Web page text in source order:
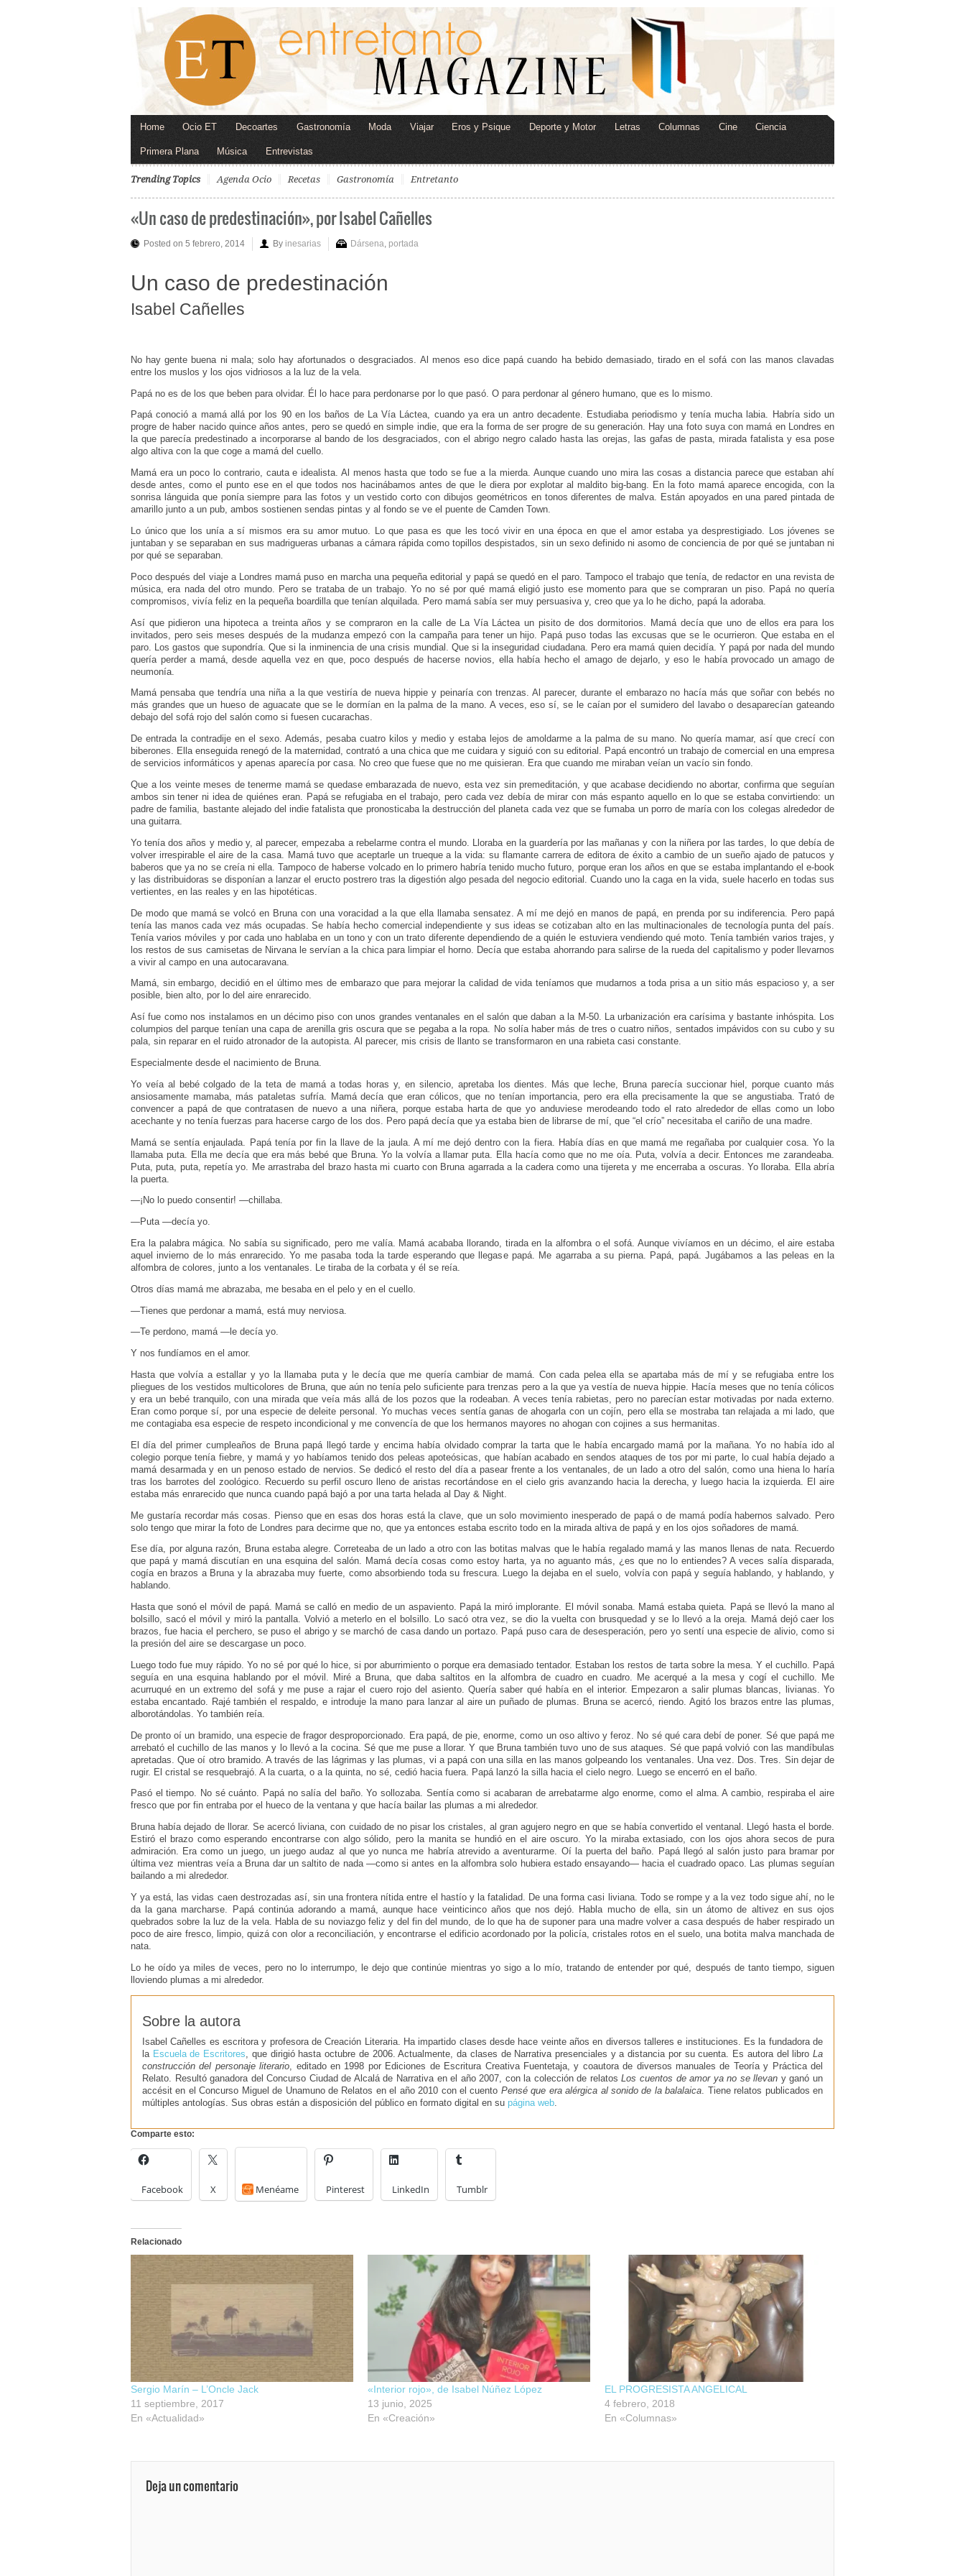
Home Ocio ET Decoartes Gastronomía Moda Viajar Eros y Psique Deporte y Motor Letras Columnas Cine Ciencia
Primera Plana Música Entrevistas
Trending Topics Agenda Ocio Recetas Gastronomía Entretanto
«Un caso de predestinación», por Isabel Cañelles
Posted on 5 febrero, 2014 By inesarias Dársena portada
Un caso de predestinación
Isabel Cañelles
No hay gente buena ni mala; solo hay afortunados o desgraciados. Al menos eso dice papá cuando ha bebido demasiado, tirado en el sofá con las manos clavadas
entre los muslos y los ojos vidriosos a la luz de la vela.
Papá no es de los que beben para olvidar. Él lo hace para perdonarse por lo que pasó. O para perdonar al género humano, que es lo mismo.
Papá conoció a mamá allá por los 90 en los baños de La Vía Láctea, cuando ya era un antro decadente. Estudiaba periodismo y tenía mucha labia. Habría sido un
progre de haber nacido quince años antes, pero se quedó en simple indie, que era la forma de ser progre de su generación. Hay una foto suya con mamá en Londres en
la que parecía predestinado a incorporarse al bando de los desgraciados, con el abrigo negro calado hasta las orejas, las gafas de pasta, mirada fatalista y esa pose
algo altiva con la que coge a mamá del cuello.
Mamá era un poco lo contrario, cauta e idealista. Al menos hasta que todo se fue a la mierda. Aunque cuando uno mira las cosas a distancia parece que estaban ahí
desde antes, como el punto ese en el que todos nos hacinábamos antes de que le diera por explotar al maldito big-bang. En la foto mamá aparece encogida, con la
sonrisa lánguida que ponía siempre para las fotos y un vestido corto con dibujos geométricos en tonos diferentes de malva. Están apoyados en una pared pintada de
amarillo junto a un pub, ambos sostienen sendas pintas y al fondo se ve el puente de Camden Town.
Lo único que los unía a sí mismos era su amor mutuo. Lo que pasa es que les tocó vivir en una época en que el amor estaba ya desprestigiado. Los jóvenes se
juntaban y se separaban en sus madrigueras urbanas a cámara rápida como topillos despistados, sin un sexo definido ni asomo de conciencia de por qué se juntaban ni
por qué se separaban.
Poco después del viaje a Londres mamá puso en marcha una pequeña editorial y papá se quedó en el paro. Tampoco el trabajo que tenía, de redactor en una revista de
música, era nada del otro mundo. Pero se trataba de un trabajo. Yo no sé por qué mamá eligió justo ese momento para que se compraran un piso. Papá no quería
compromisos, vivía feliz en la pequeña boardilla que tenían alquilada. Pero mamá sabía ser muy persuasiva y, creo que ya lo he dicho, papá la adoraba.
Así que pidieron una hipoteca a treinta años y se compraron en la calle de La Vía Láctea un pisito de dos dormitorios. Mamá decía que uno de ellos era para los
invitados, pero seis meses después de la mudanza empezó con la campaña para tener un hijo. Papá puso todas las excusas que se le ocurrieron. Que estaba en el
paro. Los gastos que supondría. Que si la inminencia de una crisis mundial. Que si la inseguridad ciudadana. Pero era mamá quien decidía. Y papá por nada del mundo
quería perder a mamá, desde aquella vez en que, poco después de hacerse novios, ella había hecho el amago de dejarlo, y eso le había provocado un amago de
neumonía.
Mamá pensaba que tendría una niña a la que vestiría de nueva hippie y peinaría con trenzas. Al parecer, durante el embarazo no hacía más que soñar con bebés no
más grandes que un hueso de aguacate que se le dormían en la palma de la mano. A veces, eso sí, se le caían por el sumidero del lavabo o desaparecían gateando
debajo del sofá rojo del salón como si fuesen cucarachas.
De entrada la contradije en el sexo. Además, pesaba cuatro kilos y medio y estaba lejos de amoldarme a la palma de su mano. No quería mamar, así que crecí con
biberones. Ella enseguida renegó de la maternidad, contrató a una chica que me cuidara y siguió con su editorial. Papá encontró un trabajo de comercial en una empresa
de servicios informáticos y apenas aparecía por casa. No creo que fuese que no me quisieran. Era que cuando me miraban veían un vacío sin fondo.
Que a los veinte meses de tenerme mamá se quedase embarazada de nuevo, esta vez sin premeditación, y que acabase decidiendo no abortar, confirma que seguían
ambos sin tener ni idea de quiénes eran. Papá se refugiaba en el trabajo, pero cada vez debía de mirar con más espanto aquello en lo que se estaba convirtiendo: un
padre de familia, bastante alejado del indie fatalista que pronosticaba la destrucción del planeta cada vez que se fumaba un porro de maría con los colegas alrededor de
una guitarra.
Yo tenía dos años y medio y, al parecer, empezaba a rebelarme contra el mundo. Lloraba en la guardería por las mañanas y con la niñera por las tardes, lo que debía de
volver irrespirable el aire de la casa. Mamá tuvo que aceptarle un trueque a la vida: su flamante carrera de editora de éxito a cambio de un sueño ajado de patucos y
baberos que ya no se creía ni ella. Tampoco de haberse volcado en lo primero habría tenido mucho futuro, porque eran los años en que se estaba implantando el e-book
y las distribuidoras se disponían a lanzar el eructo postrero tras la digestión algo pesada del negocio editorial. Cuando uno la caga en la vida, suele hacerlo en todas sus
vertientes, en las reales y en las hipotéticas.
De modo que mamá se volcó en Bruna con una voracidad a la que ella llamaba sensatez. A mí me dejó en manos de papá, en prenda por su indiferencia. Pero papá
tenía las manos cada vez más ocupadas. Se había hecho comercial independiente y sus ideas se cotizaban alto en las multinacionales de tecnología punta del país.
Tenía varios móviles y por cada uno hablaba en un tono y con un trato diferente dependiendo de a quién le estuviera vendiendo qué moto. Tenía también varios trajes, y
los restos de sus camisetas de Nirvana le servían a la chica para limpiar el horno. Decía que estaba ahorrando para salirse de la rueda del capitalismo y poder llevarnos
a vivir al campo en una autocaravana.
Mamá, sin embargo, decidió en el último mes de embarazo que para mejorar la calidad de vida teníamos que mudarnos a toda prisa a un sitio más espacioso y, a ser
posible, bien alto, por lo del aire enrarecido.
Así fue como nos instalamos en un décimo piso con unos grandes ventanales en el salón que daban a la M-50. La urbanización era carísima y bastante inhóspita. Los
columpios del parque tenían una capa de arenilla gris oscura que se pegaba a la ropa. No solía haber más de tres o cuatro niños, sentados impávidos con su cubo y su
pala, sin reparar en el ruido atronador de la autopista. Al parecer, mis crisis de llanto se transformaron en una rabieta casi constante.
Especialmente desde el nacimiento de Bruna.
Yo veía al bebé colgado de la teta de mamá a todas horas y, en silencio, apretaba los dientes. Más que leche, Bruna parecía succionar hiel, porque cuanto más
ansiosamente mamaba, más pataletas sufría. Mamá decía que eran cólicos, que no tenían importancia, pero era ella precisamente la que se angustiaba. Trató de
convencer a papá de que contratasen de nuevo a una niñera, porque estaba harta de que yo anduviese merodeando todo el rato alrededor de ellas como un lobo
acechante y no tenía fuerzas para hacerse cargo de los dos. Pero papá decía que ya estaba bien de librarse de mí, que “el crío” necesitaba el cariño de una madre.
Mamá se sentía enjaulada. Papá tenía por fin la llave de la jaula. A mí me dejó dentro con la fiera. Había días en que mamá me regañaba por cualquier cosa. Yo la
llamaba puta. Ella me decía que era más bebé que Bruna. Yo la volvía a llamar puta. Ella hacía como que no me oía. Puta, volvía a decir. Entonces me zarandeaba.
Puta, puta, puta, repetía yo. Me arrastraba del brazo hasta mi cuarto con Bruna agarrada a la cadera como una tijereta y me encerraba a oscuras. Yo lloraba. Ella abría
la puerta.
—¡No lo puedo consentir! —chillaba.
—Puta —decía yo.
Era la palabra mágica. No sabía su significado, pero me valía. Mamá acababa llorando, tirada en la alfombra o el sofá. Aunque vivíamos en un décimo, el aire estaba
aquel invierno de lo más enrarecido. Yo me pasaba toda la tarde esperando que llegase papá. Me agarraba a su pierna. Papá, papá. Jugábamos a las peleas en la
alfombra de colores, junto a los ventanales. Le tiraba de la corbata y él se reía.
Otros días mamá me abrazaba, me besaba en el pelo y en el cuello.
—Tienes que perdonar a mamá, está muy nerviosa.
—Te perdono, mamá —le decía yo.
Y nos fundíamos en el amor.
Hasta que volvía a estallar y yo la llamaba puta y le decía que me quería cambiar de mamá. Con cada pelea ella se apartaba más de mí y se refugiaba entre los
pliegues de los vestidos multicolores de Bruna, que aún no tenía pelo suficiente para trenzas pero a la que ya vestía de nueva hippie. Hacía meses que no tenía cólicos
y era un bebé tranquilo, con una mirada que veía más allá de los pozos que la rodeaban. A veces tenía rabietas, pero no parecían estar motivadas por nada externo.
Eran como porque sí, por una especie de deleite personal. Yo muchas veces sentía ganas de ahogarla con un cojín, pero ella se mostraba tan relajada a mi lado, que
me contagiaba esa especie de respeto incondicional y me convencía de que los hermanos mayores no ahogan con cojines a sus hermanitas.
El día del primer cumpleaños de Bruna papá llegó tarde y encima había olvidado comprar la tarta que le había encargado mamá por la mañana. Yo no había ido al
colegio porque tenía fiebre, y mamá y yo habíamos tenido dos peleas apoteósicas, que habían acabado en sendos ataques de tos por mi parte, lo cual había dejado a
mamá desarmada y en un penoso estado de nervios. Se dedicó el resto del día a pasear frente a los ventanales, de un lado a otro del salón, como una hiena lo haría
tras los barrotes del zoológico. Recuerdo su perfil oscuro lleno de aristas recortándose en el cielo gris avanzando hacia la derecha, y luego hacia la izquierda. El aire
estaba más enrarecido que nunca cuando papá bajó a por una tarta helada al Day & Night.
Me gustaría recordar más cosas. Pienso que en esas dos horas está la clave, que un solo movimiento inesperado de papá o de mamá podía habernos salvado. Pero
solo tengo que mirar la foto de Londres para decirme que no, que ya entonces estaba escrito todo en la mirada altiva de papá y en los ojos soñadores de mamá.
Ese día, por alguna razón, Bruna estaba alegre. Correteaba de un lado a otro con las botitas malvas que le había regalado mamá y las manos llenas de nata. Recuerdo
que papá y mamá discutían en una esquina del salón. Mamá decía cosas como estoy harta, ya no aguanto más, ¿es que no lo entiendes? A veces salía disparada,
cogía en brazos a Bruna y la abrazaba muy fuerte, como absorbiendo toda su frescura. Luego la dejaba en el suelo, volvía con papá y seguía hablando, y hablando, y
hablando.
Hasta que sonó el móvil de papá. Mamá se calló en medio de un aspaviento. Papá la miró implorante. El móvil sonaba. Mamá estaba quieta. Papá se llevó la mano al
bolsillo, sacó el móvil y miró la pantalla. Volvió a meterlo en el bolsillo. Lo sacó otra vez, se dio la vuelta con brusquedad y se lo llevó a la oreja. Mamá dejó caer los
brazos, fue hacia el perchero, se puso el abrigo y se marchó de casa dando un portazo. Papá puso cara de desesperación, pero yo sentí una especie de alivio, como si
la presión del aire se descargase un poco.
Luego todo fue muy rápido. Yo no sé por qué lo hice, si por aburrimiento o porque era demasiado tentador. Estaban los restos de tarta sobre la mesa. Y el cuchillo. Papá
seguía en una esquina hablando por el móvil. Miré a Bruna, que daba saltitos en la alfombra de cuadro en cuadro. Me acerqué a la mesa y cogí el cuchillo. Me
acurruqué en un extremo del sofá y me puse a rajar el cuero rojo del asiento. Quería saber qué había en el interior. Empezaron a salir plumas blancas, livianas. Yo
estaba encantado. Rajé también el respaldo, e introduje la mano para lanzar al aire un puñado de plumas. Bruna se acercó, riendo. Agitó los brazos entre las plumas,
alborotándolas. Yo también reía.
De pronto oí un bramido, una especie de fragor desproporcionado. Era papá, de pie, enorme, como un oso altivo y feroz. No sé qué cara debí de poner. Sé que papá me
arrebató el cuchillo de las manos y lo llevó a la cocina. Sé que me puse a llorar. Y que Bruna también tuvo uno de sus ataques. Sé que papá volvió con las mandíbulas
apretadas. Que oí otro bramido. A través de las lágrimas y las plumas, vi a papá con una silla en las manos golpeando los ventanales. Una vez. Dos. Tres. Sin dejar de
rugir. El cristal se resquebrajó. A la cuarta, o a la quinta, no sé, cedió hacia fuera. Papá lanzó la silla hacia el cielo negro. Luego se encerró en el baño.
Pasó el tiempo. No sé cuánto. Papá no salía del baño. Yo sollozaba. Sentía como si acabaran de arrebatarme algo enorme, como el alma. A cambio, respiraba el aire
fresco que por fin entraba por el hueco de la ventana y que hacía bailar las plumas a mi alrededor.
Bruna había dejado de llorar. Se acercó liviana, con cuidado de no pisar los cristales, al gran agujero negro en que se había convertido el ventanal. Llegó hasta el borde.
Estiró el brazo como esperando encontrarse con algo sólido, pero la manita se hundió en el aire oscuro. Yo la miraba extasiado, con los ojos ahora secos de pura
admiración. Era como un juego, un juego audaz al que yo nunca me habría atrevido a aventurarme. Oí la puerta del baño. Papá llegó al salón justo para bramar por
última vez mientras veía a Bruna dar un saltito de nada —como si antes en la alfombra solo hubiera estado ensayando— hacia el cuadrado opaco. Las plumas seguían
bailando a mi alrededor.
Y ya está, las vidas caen destrozadas así, sin una frontera nítida entre el hastío y la fatalidad. De una forma casi liviana. Todo se rompe y a la vez todo sigue ahí, no le
da la gana marcharse. Papá continúa adorando a mamá, aunque hace veinticinco años que nos dejó. Habla mucho de ella, sin un átomo de altivez en sus ojos
quebrados sobre la luz de la vela. Habla de su noviazgo feliz y del fin del mundo, de lo que ha de suponer para una madre volver a casa después de haber respirado un
poco de aire fresco, limpio, quizá con olor a reconciliación, y encontrarse el edificio acordonado por la policía, cristales rotos en el suelo, una botita malva manchada de
nata.
Lo he oído ya miles de veces, pero no lo interrumpo, le dejo que continúe mientras yo sigo a lo mío, tratando de entender por qué, después de tanto tiempo, siguen
lloviendo plumas a mi alrededor.
Sobre la autora
Isabel Cañelles es escritora y profesora de Creación Literaria. Ha impartido clases desde hace veinte años en diversos talleres e instituciones. Es la fundadora de
la Escuela de Escritores , que dirigió hasta octubre de 2006. Actualmente, da clases de Narrativa presenciales y a distancia por su cuenta. Es autora del libroLa
construcción del personaje literario , editado en 1998 por Ediciones de Escritura Creativa Fuentetaja, y coautora de diversos manuales de Teoría y Práctica del
Relato. Resultó ganadora del Concurso Ciudad de Alcalá de Narrativa en el año 2007, con la colección de relatosLos cuentos de amor ya no se llevan y ganó un
accésit en el Concurso Miguel de Unamuno de Relatos en el año 2010 con el cuento Pensé que era alérgica al sonido de la balalaica . Tiene relatos publicados en
múltiples antologías. Sus obras están a disposición del público en formato digital en su página web
Comparte esto:
Facebook X Menéame Pinterest LinkedIn Tumblr
Relacionado
Sergio Marín – L’Oncle Jack
11 septiembre, 2017
En «Actualidad»
«Interior rojo», de Isabel Núñez López
13 junio, 2025
En «Creación»
EL PROGRESISTA ANGELICAL
4 febrero, 2018
En «Columnas»
Deja un comentario